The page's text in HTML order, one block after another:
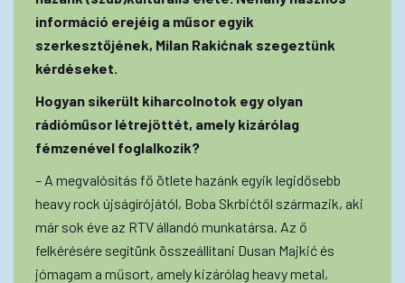
információ erejéig a műsor egyik
szerkesztőjének, Milan Rakićnak szegeztünk
kérdéseket.
Hogyan sikerült kiharcolnotok egy olyan
rádióműsor létrejöttét, amely kizárólag
fémzenével foglalkozik?
– A megvalósítás fő ötlete hazánk egyik legidősebb
heavy rock újságírójától, Boba Skrbićtől származik, aki
már sok éve az RTV állandó munkatársa. Az ő
felkérésére segítünk összeállítani Dusan Majkić és
jómagam a műsort, amely kizárólag heavy metal,